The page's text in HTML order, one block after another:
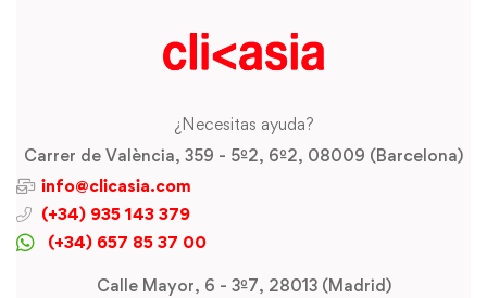
¿Necesitas ayuda?
Carrer de València, 359 - 5º2, 6º2, 08009 (Barcelona)
info@clicasia.com
(+34) 935 143 379
(+34) 657 85 37 00
Calle Mayor, 6 - 3º7, 28013 (Madrid)